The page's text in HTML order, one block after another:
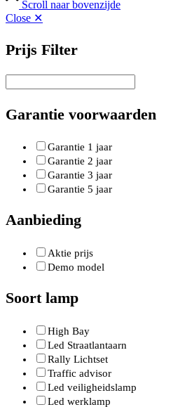
Scroll naar bovenzijde
Close ✕
Prijs Filter
Garantie voorwaarden
Garantie 1 jaar
Garantie 2 jaar
Garantie 3 jaar
Garantie 5 jaar
Aanbieding
Aktie prijs
Demo model
Soort lamp
High Bay
Led Straatlantaarn
Rally Lichtset
Traffic advisor
Led veiligheidslamp
Led werklamp